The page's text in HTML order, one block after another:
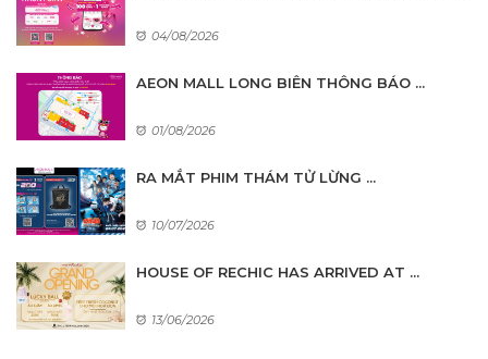
04/08/2026
AEON MALL LONG BIÊN THÔNG BÁO ...
01/08/2026
RA MẮT PHIM THÁM TỬ LỪNG ...
10/07/2026
HOUSE OF RECHIC HAS ARRIVED AT ...
13/06/2026